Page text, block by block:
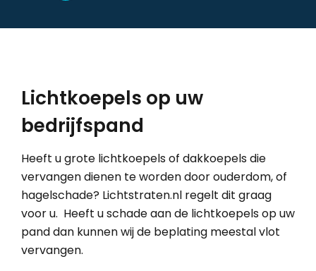
Lichtkoepels op uw
bedrijfspand
Heeft u grote lichtkoepels of dakkoepels die
vervangen dienen te worden door ouderdom, of
hagelschade? Lichtstraten.nl regelt dit graag
voor u. Heeft u schade aan de lichtkoepels op uw
pand dan kunnen wij de beplating meestal vlot
vervangen.